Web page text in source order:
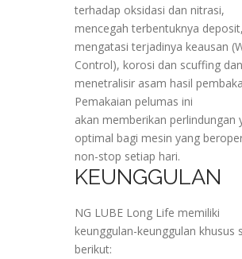
terhadap oksidasi dan nitrasi,
mencegah terbentuknya deposit,
mengatasi terjadinya keausan
Control), korosi dan scuffing dan
menetralisir asam hasil
Pemakaian pelumas ini
akan memberikan perlindungan
optimal bagi mesin yang
non-stop setiap hari.
KEUNGGULAN
NG LUBE Long Life memiliki
keunggulan-keunggulan khusus
berikut: